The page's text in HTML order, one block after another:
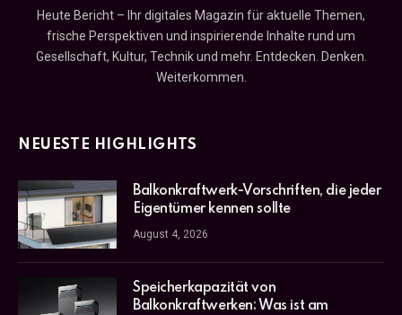
Heute Bericht – Ihr digitales Magazin für aktuelle Themen,
frische Perspektiven und inspirierende Inhalte rund um
Gesellschaft, Kultur, Technik und mehr. Entdecken. Denken.
Weiterkommen.
NEUESTE HIGHLIGHTS
Balkonkraftwerk-Vorschriften, die jeder
Eigentümer kennen sollte
August 4, 2026
Speicherkapazität von
Balkonkraftwerken: Was ist am